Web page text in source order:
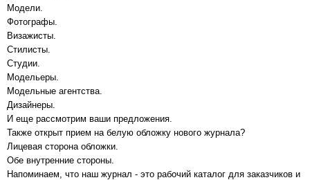
Модели.
Фотографы.
Визажисты.
Стилисты.
Студии.
Модельеры.
Модельные агентства.
Дизайнеры.
И еще рассмотрим ваши предложения.
Также открыт прием на белую обложку нового журнала?
Лицевая сторона обложки.
Обе внутренние стороны.
Напоминаем, что наш журнал - это рабочий каталог для заказчиков и